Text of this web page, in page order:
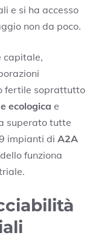
e si ha accesso
non da poco.
capitale,
fertile soprattutto
ecologica e
superato tutte
impianti di A2A
funziona